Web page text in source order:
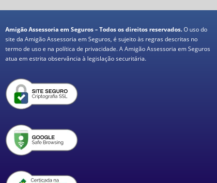
Amigão Assessoria em Seguros – Todos os direitos reservados.O uso do
site da Amigão Assessoria em Seguros, é sujeito às regras descritas no
termo de uso e na política de privacidade. A Amigão Assessoria em Seguros
atua em estrita observância à legislação securitária.